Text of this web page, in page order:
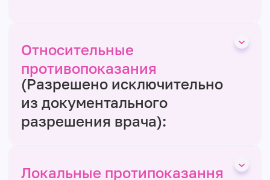
Относительные
противопоказания
(Разрешено исключительно
из документального
разрешения врача):
Локальные протипоказання